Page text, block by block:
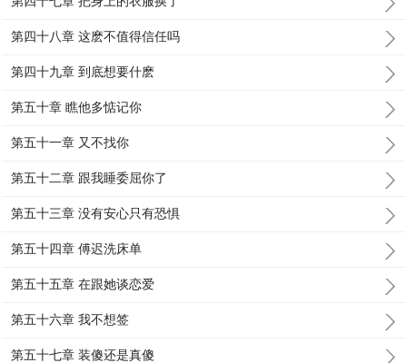
第四十八章 这麽不值得信任吗
第四十九章 到底想要什麽
第五十章 瞧他多惦记你
第五十一章 又不找你
第五十二章 跟我睡委屈你了
第五十三章 没有安心只有恐惧
第五十四章 傅迟洗床单
第五十五章 在跟她谈恋爱
第五十六章 我不想签
第五十七章 装傻还是真傻